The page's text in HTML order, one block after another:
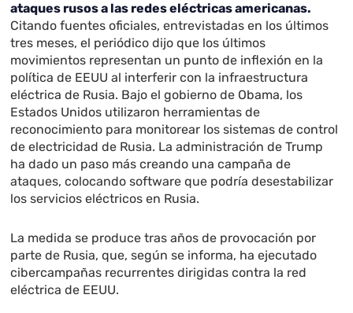
ataques rusos a las redes eléctricas americanas.
Citando fuentes oficiales, entrevistadas en los últimos
tres meses, el periódico dijo que los últimos
movimientos representan un punto de inflexión en la
política de EEUU al interferir con la infraestructura
eléctrica de Rusia. Bajo el gobierno de Obama, los
Estados Unidos utilizaron herramientas de
reconocimiento para monitorear los sistemas de control
de electricidad de Rusia. La administración de Trump
ha dado un paso más creando una campaña de
ataques, colocando software que podría desestabilizar
los servicios eléctricos en Rusia.
La medida se produce tras años de provocación por
parte de Rusia, que, según se informa, ha ejecutado
cibercampañas recurrentes dirigidas contra la red
eléctrica de EEUU.